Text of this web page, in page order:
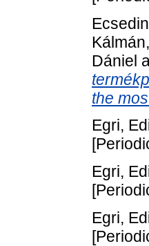
Dániel
the
Egri,
Egri,
Egri,